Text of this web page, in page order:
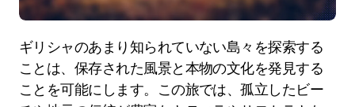
ギリシャのあまり知られていない島々を探索する
ことは、保存された風景と本物の文化を発見する
ことを可能にします。この旅では、孤立したビー